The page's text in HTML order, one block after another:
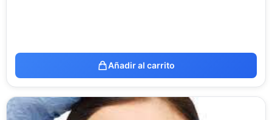
Añadir al carrito